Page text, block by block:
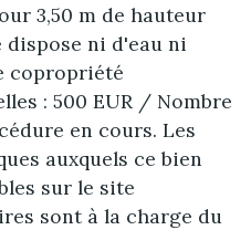
3,50 m de hauteur
dispose ni d'eau ni
copropriété
: 500 EUR / Nombre
en cours. Les
auxquels ce bien
sur le site
sont à la charge du